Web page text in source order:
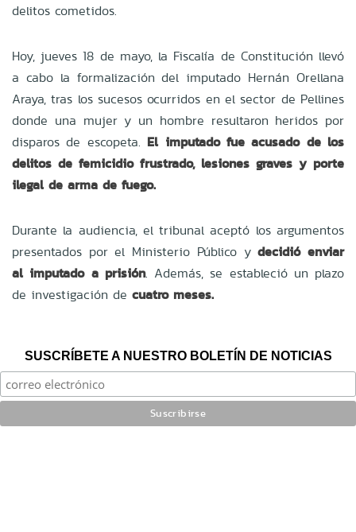
delitos cometidos.
Hoy, jueves 18 de mayo, la Fiscalía de Constitución llevó
a cabo la formalización del imputado Hernán Orellana
Araya, tras los sucesos ocurridos en el sector de Pellines
donde una mujer y un hombre resultaron heridos por
disparos de escopeta. El imputado fue acusado de los
delitos de femicidio frustrado, lesiones graves y porte
ilegal de arma de fuego.
Durante la audiencia, el tribunal aceptó los argumentos
presentados por el Ministerio Público ydecidió enviar
al imputado a prisión. Además, se estableció un plazo
de investigación de cuatro meses.
SUSCRÍBETE A NUESTRO BOLETÍN DE NOTICIAS